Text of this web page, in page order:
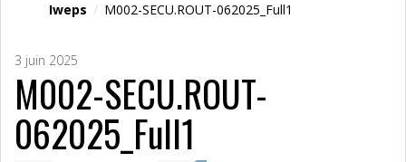
Iweps / M002-SECU.ROUT-062025_Full1
3 juin 2025
M002-SECU.ROUT-
062025_Full1